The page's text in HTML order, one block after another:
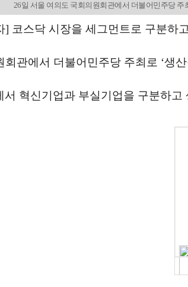
26일 서울 여의도 국회의원회관에서 더불어민주당 주
코스닥 시장을 세그먼트로 구분하
관에서 더불어민주당 주최로 ‘생
혁신기업과 부실기업을 구분하